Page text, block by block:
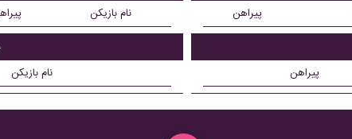
پیراهن
پیراهن
نام بازیکن
نام بازیکن